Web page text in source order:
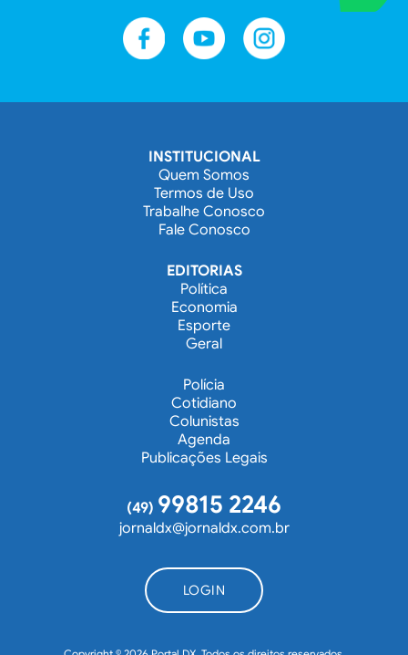
INSTITUCIONAL
Quem Somos
Termos de Uso
Trabalhe Conosco
Fale Conosco
EDITORIAS
Política
Economia
Esporte
Geral
Polícia
Cotidiano
Colunistas
Agenda
Publicações Legais
(49) 99815 2246
jornaldx@jornaldx.com.br
LOGIN